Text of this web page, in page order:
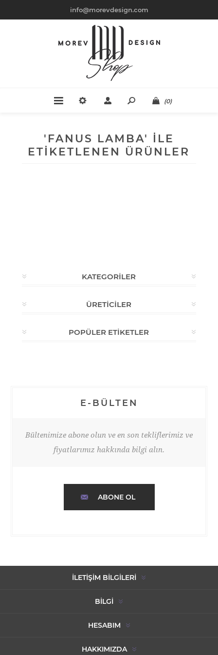
info@morevdesign.com
(0)
'FANUS LAMBA' ILE
ETIKETLENEN ÜRÜNLER
KATEGORILER
ÜRETICILER
POPÜLER ETIKETLER
E-BÜLTEN
Bültenimize abone olun ve en son tekliflerimiz ve
fiyatlarımız hakkında bilgi alın.
ABONE OL
İLETIŞIM BILGILERI
BILGI
HESABIM
HAKKIMIZDA